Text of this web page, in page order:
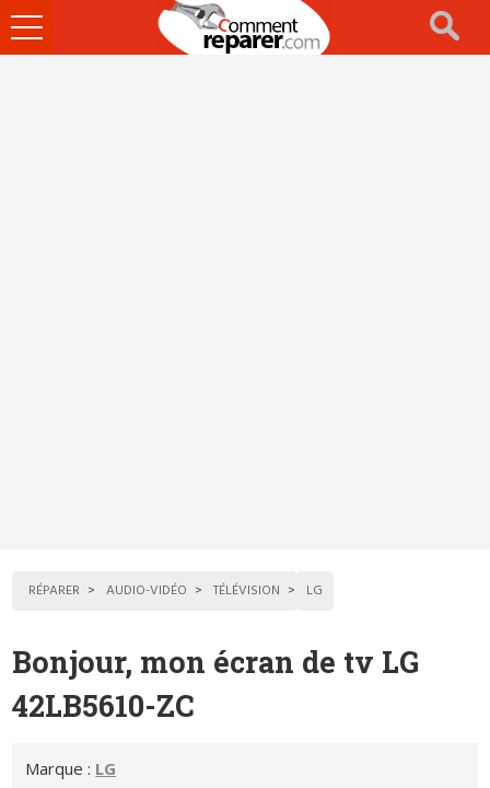
Ouvrir
le
RÉPARER AUDIO-VIDÉO TÉLÉVISION LG
Bonjour, mon écran de tv LG
42LB5610-ZC
Marque : LG